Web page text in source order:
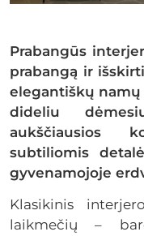
Prabangūs
prabangą ir
elegantiškų namų
dideliu
aukščiausios
subtiliomis
gyvenamojoje
Klasikinis
laikmečių –